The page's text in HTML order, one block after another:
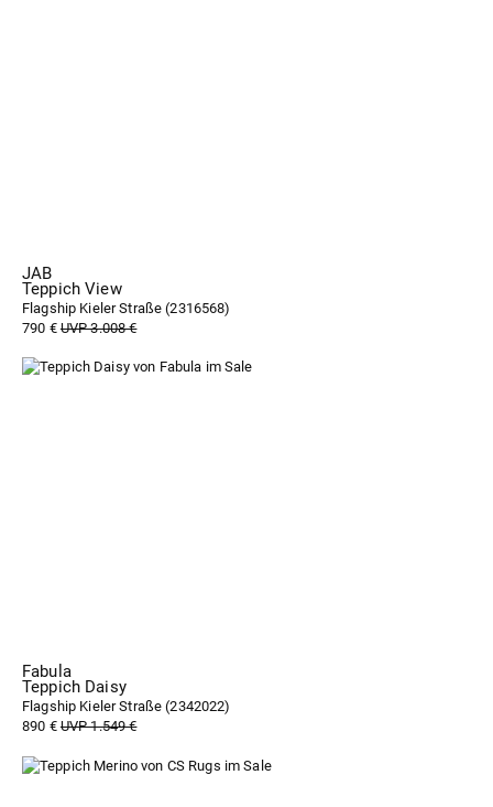
JAB
Teppich View
Flagship Kieler Straße (2316568)
790 €UVP 3.008 €
Fabula
Teppich Daisy
Flagship Kieler Straße (2342022)
890 €UVP 1.549 €